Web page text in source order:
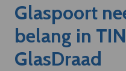
Glaspoort
belang in
GlasDraad